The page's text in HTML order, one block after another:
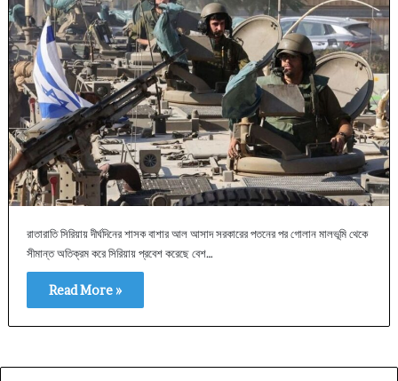
রাতারাতি সিরিয়ায় দীর্ঘদিনের শাসক বাশার আল আসাদ সরকারের পতনের পর গোলান মালভূমি থেকে
সীমান্ত অতিক্রম করে সিরিয়ায় প্রবেশ করেছে বেশ…
Read More »